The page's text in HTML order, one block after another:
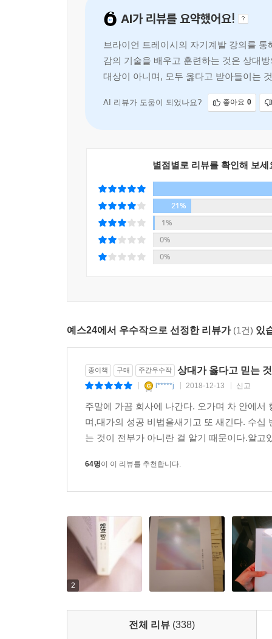
전혀 인식하지 못하고 상대방을 사랑해서 그랬
런 일을 했다는 사실조차 모른다. 공감을 주고
‘너’인지 경계를 인식할 수 있어야 한다. 너를 공
감을 할 수 있다.
---「4-1 우리는 모두 개별적 존재」중에서
옆집 사는 이웃에게는 친절하고 배려심 있게 대
런 마음을 가진 것이 아니라 내 가족이나 연인도
이 수용하고 공감하는 일은 어려울 수밖에 없는
---「5-3 충족되지 않은 사랑에 대한 욕구」중에서
누군가를 공감하기위해 누가 재가 돼버리는 것은
생을 바탕으로 이뤄지는 것이 아니다. 공감은 너
지는 황금분할 지점을 찾는 과정이다. 누구도 희
나온다. 궁금하려면 내가 내린 진단과 판단이 전부
빠르고 정확하게 마음을 움직이는 공감의 과녁
공감의 과녁 1_ 세상사에서 그 자신으로 초점을 맞
공감의 과녁 2_ 칭찬이나 좋은 말 대잔치와는 다르
공감의 과녁 4_ 억누른 상처를 치유하는 메스이자
소박한 집밥 같은 치유, 적정심리학
실제로 우리는 일상에서 스스로 집밥을 만들어
안 먹어도 아무 문제가 없지만 집밥을 오래 먹
갈등과 그로 인한 불편함이다. 이것을 해결하기
잦은 문제라서 그때마다 전문가를 찾아야 한다
배고픔이 해결되지 않으면 짜증이 많아지거나
AI가 리뷰를 요약했어요!
브라이언 트레이시의 자기계발 강의를
감의 기술을 배우고 훈련하는 것은 상대
대상이 아니며, 모두 옳다고 받아들이는
AI 리뷰가 도움이 되었나요? 좋아요 0
별점별로 리뷰를 확인해 보세
21%
1%
0%
0%
예스24에서 우수작으로 선정한 리뷰가 (1건) 있
종이책 구매 주간우수작 상대가 옳다고 믿는
l*****j 2018-12-13 신고
주말에 가끔 회사에 나간다. 오가며 차 안에
며,대가의 성공 비법을새기고 또 새긴다. 수
는 것이 전부가 아니란 걸 알기 때문이다.알
64명이 이 리뷰를 추천합니다.
2
전체 리뷰 (338)